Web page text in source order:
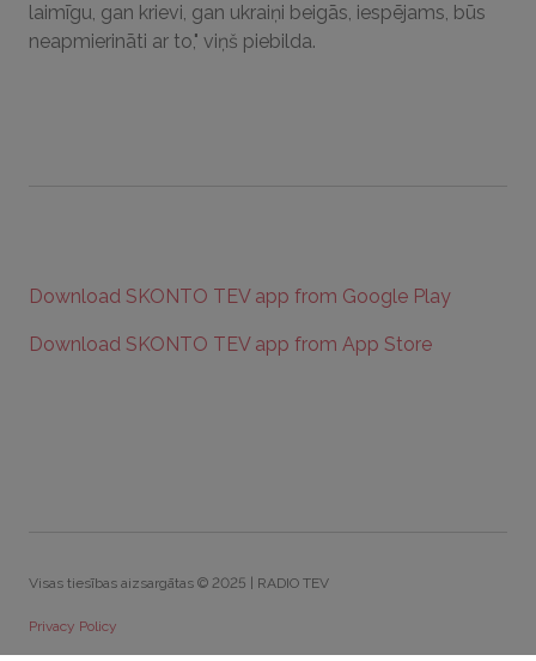
laimīgu, gan krievi, gan ukraiņi beigās, iespējams, būs
neapmierināti ar to," viņš piebilda.
Download SKONTO TEV app from Google Play
Download SKONTO TEV app from App Store
Visas tiesības aizsargātas © 2025 | RADIO TEV
Privacy Policy